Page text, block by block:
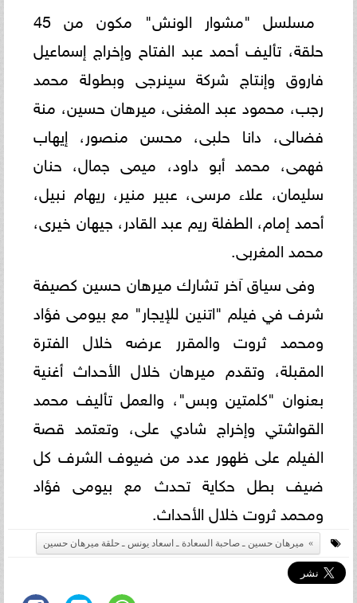
مسلسل "مشوار الونش" مكون من 45
حلقة، تأليف أحمد عبد الفتاح وإخراج إسماعيل
فاروق وإنتاج شركة سينرجى وبطولة محمد
رجب، محمود عبد المغنى، ميرهان حسين، منة
فضالى، دانا حلبى، محسن منصور، إيهاب
فهمى، محمد أبو داود، ميمى جمال، حنان
سليمان، علاء مرسى، عبير منير، ريهام نبيل،
أحمد إمام، الطفلة ريم عبد القادر، جيهان خيرى،
محمد المغربى.
وفى سياق آخر تشارك ميرهان حسين كصيفة
شرف في فيلم "اتنين للإيجار" مع بيومى فؤاد
ومحمد ثروت والمقرر عرضه خلال الفترة
المقبلة، وتقدم ميرهان خلال الأحداث أغنية
بعنوان "كلمتين وبس"، والعمل تأليف محمد
القواشتي وإخراج شادي على، وتعتمد قصة
الفيلم على ظهور عدد من ضيوف الشرف كل
ضيف بطل حكاية تحدث مع بيومى فؤاد
ومحمد ثروت خلال الأحداث.
ميرهان حسين ـ صاحبة السعادة ـ اسعاد يونس ـ حلقة ميرهان حسين